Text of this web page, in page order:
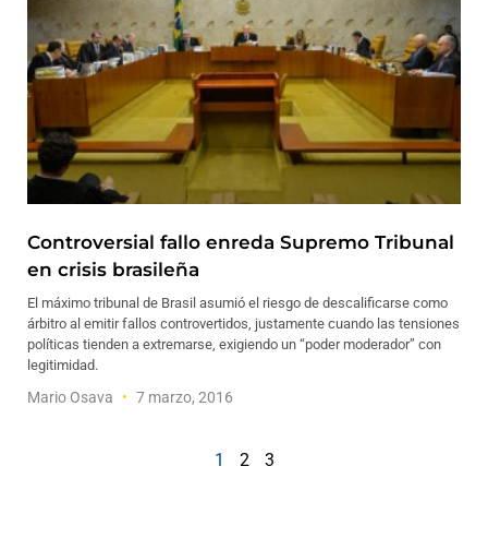
Controversial fallo enreda Supremo Tribunal
en crisis brasileña
El máximo tribunal de Brasil asumió el riesgo de descalificarse como
árbitro al emitir fallos controvertidos, justamente cuando las tensiones
políticas tienden a extremarse, exigiendo un “poder moderador” con
legitimidad.
Mario Osava 7 marzo, 2016
1 2 3